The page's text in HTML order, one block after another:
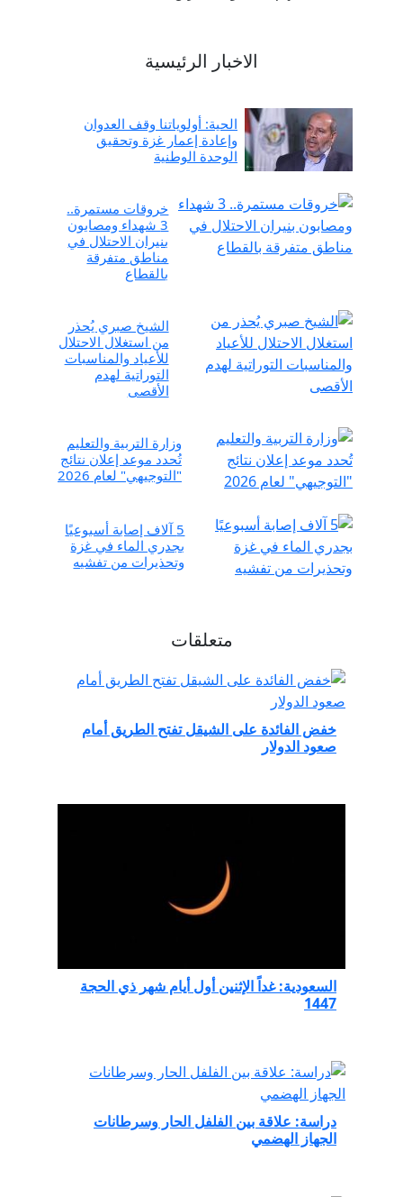
الاخبار الرئيسية
الحية: أولوياتنا وقف العدوان
وإعادة إعمار غزة وتحقيق
الوحدة الوطنية
خروقات مستمرة..
3 شهداء ومصابون
بنيران الاحتلال في
مناطق متفرقة
بالقطاع
الشيخ صبري يُحذر
من استغلال الاحتلال
للأعياد والمناسبات
التوراتية لهدم
الأقصى
وزارة التربية والتعليم
تُحدد موعد إعلان نتائج
"التوجيهي" لعام 2026
5 آلاف إصابة أسبوعيًا
بجدري الماء في غزة
وتحذيرات من تفشيه
متعلقات
خفض الفائدة على الشيقل تفتح الطريق أمام
صعود الدولار
السعودية: غداً الإثنين أول أيام شهر ذي الحجة
1447
دراسة: علاقة بين الفلفل الحار وسرطانات
الجهاز الهضمي